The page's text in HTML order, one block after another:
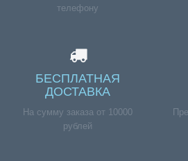
телефону
БЕСПЛАТНАЯ
ДОСТАВКА
На сумму заказа от 10000
рублей